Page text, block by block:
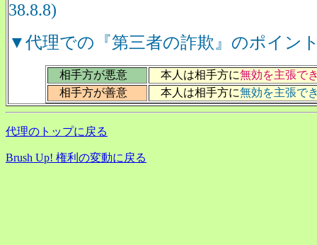
38.8.8)
▼代理での『第三者の詐欺』のポイン
相手方が悪意 本人は相手方に無効を主張で
相手方が善意
本人は相手方に無効を主張で
代理のトップに戻る
Brush Up! 権利の変動に戻る